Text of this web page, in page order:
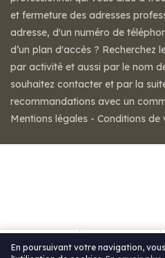
En poursuivant votre navigation,
et fermeture des adresses
adresse, d'un numéro de
d’un plan d'accès ? Recherchez
par activité et aussi par le nom
souhaitez contacter et par la
recommandations avec un
Mentions légales - Conditions de